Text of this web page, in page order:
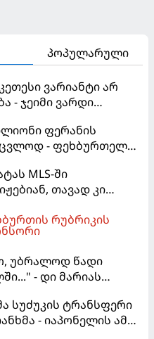
პოპულარული
ვარიანტი არ
- ჯეიმი ვარდი
ფერანის
- ფეხბურთელს
თანხის მიღებას
MLS-ში
თავად კი
ელის
რუბრიკის
უბრალოდ წადი
- დი მარიას
სუძუკის ტრანსფერი
- იაპონელის ამ